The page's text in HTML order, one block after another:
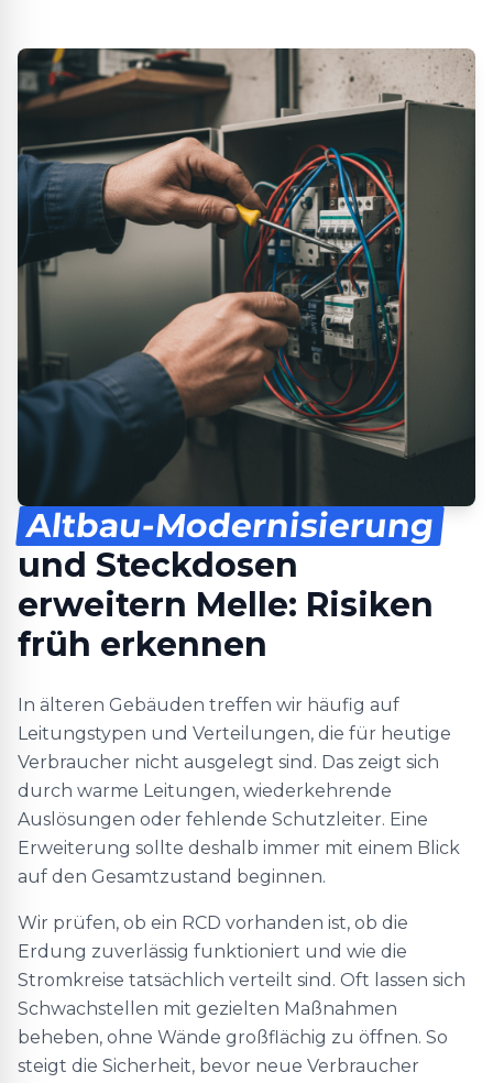
Altbau-Modernisierung
und Steckdosen
erweitern Melle: Risiken
früh erkennen
In älteren Gebäuden treffen wir häufig auf
Leitungstypen und Verteilungen, die für heutige
Verbraucher nicht ausgelegt sind. Das zeigt sich
durch warme Leitungen, wiederkehrende
Auslösungen oder fehlende Schutzleiter. Eine
Erweiterung sollte deshalb immer mit einem Blick
auf den Gesamtzustand beginnen.
Wir prüfen, ob ein RCD vorhanden ist, ob die
Erdung zuverlässig funktioniert und wie die
Stromkreise tatsächlich verteilt sind. Oft lassen sich
Schwachstellen mit gezielten Maßnahmen
beheben, ohne Wände großflächig zu öffnen. So
steigt die Sicherheit, bevor neue Verbraucher